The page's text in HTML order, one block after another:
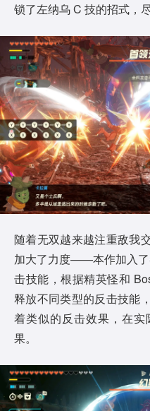
锁了左纳乌 C 技的招式，
随着无双越来越注重敌我
加大了力度——本作加入了
击技能，根据精英怪和
释放不同类型的反击技能
着类似的反击效果，在
果。